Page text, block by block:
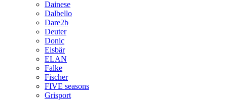
Dainese
Dalbello
Dare2b
Deuter
Donic
Eisbär
ELAN
Falke
Fischer
FIVE seasons
Grisport